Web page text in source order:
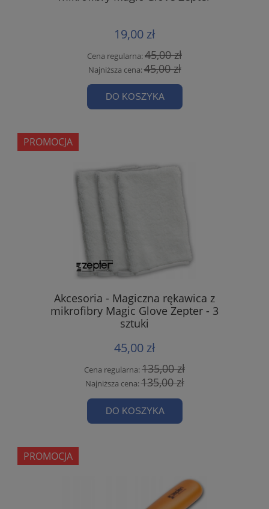
19,00 zł
Cena regularna:45,00 zł
Najniższa cena:45,00 zł
DO KOSZYKA
Akcesoria - Magiczna rękawica z
mikrofibry Magic Glove Zepter - 3
sztuki
45,00 zł
Cena regularna:135,00 zł
Najniższa cena:135,00 zł
DO KOSZYKA
PROMOCJA
PROMOCJA